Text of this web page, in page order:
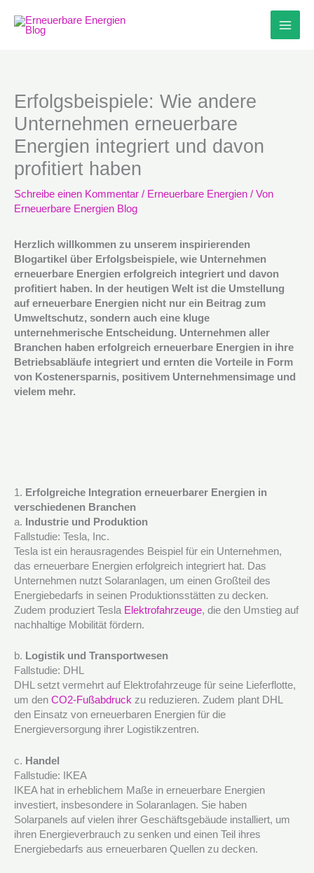
Inhalt
springen
Erfolgsbeispiele: Wie andere
Unternehmen erneuerbare
Energien integriert und davon
profitiert haben
Schreibe einen Kommentar / Erneuerbare Energien / Von
Erneuerbare Energien Blog
Herzlich willkommen zu unserem inspirierenden
Blogartikel über Erfolgsbeispiele, wie Unternehmen
erneuerbare Energien erfolgreich integriert und davon
profitiert haben. In der heutigen Welt ist die Umstellung
auf erneuerbare Energien nicht nur ein Beitrag zum
Umweltschutz, sondern auch eine kluge
unternehmerische Entscheidung. Unternehmen aller
Branchen haben erfolgreich erneuerbare Energien in ihre
Betriebsabläufe integriert und ernten die Vorteile in Form
von Kostenersparnis, positivem Unternehmensimage und
vielem mehr.
1. Erfolgreiche Integration erneuerbarer Energien in
verschiedenen Branchen
a.
Industrie und Produktion
Fallstudie: Tesla, Inc.
Tesla ist ein herausragendes Beispiel für ein Unternehmen,
das erneuerbare Energien erfolgreich integriert hat. Das
Unternehmen nutzt Solaranlagen, um einen Großteil des
Energiebedarfs in seinen Produktionsstätten zu decken.
Zudem produziert Tesla Elektrofahrzeuge, die den Umstieg auf
nachhaltige Mobilität fördern.
b. Logistik und Transportwesen
Fallstudie: DHL
DHL setzt vermehrt auf Elektrofahrzeuge für seine Lieferflotte,
um den CO2-Fußabdruck zu reduzieren. Zudem plant DHL
den Einsatz von erneuerbaren Energien für die
Energieversorgung ihrer Logistikzentren.
c. Handel
Fallstudie: IKEA
IKEA hat in erheblichem Maße in erneuerbare Energien
investiert, insbesondere in Solaranlagen. Sie haben
Solarpanels auf vielen ihrer Geschäftsgebäude installiert, um
ihren Energieverbrauch zu senken und einen Teil ihres
Energiebedarfs aus erneuerbaren Quellen zu decken.